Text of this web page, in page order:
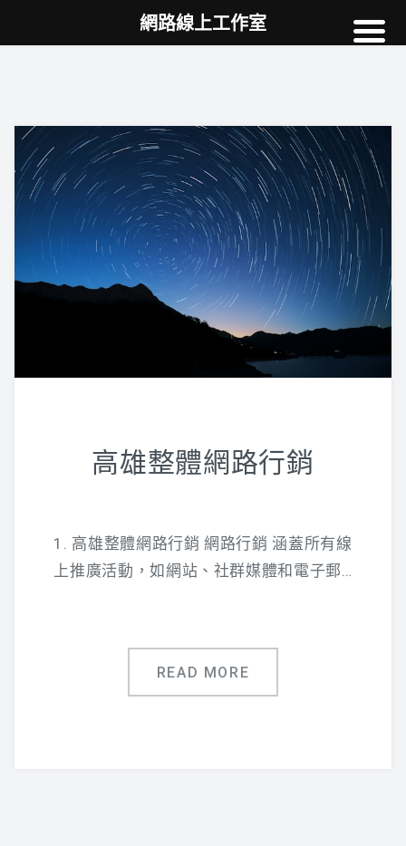
高雄網頁設計
網站SEO
NEWS
教學
AI
高雄整體網路行銷
1. 高雄整體網路行銷 網路行銷 涵蓋所有線
上推廣活動，如網站、社群媒體和電子郵…
READ MORE
網路線上工作室